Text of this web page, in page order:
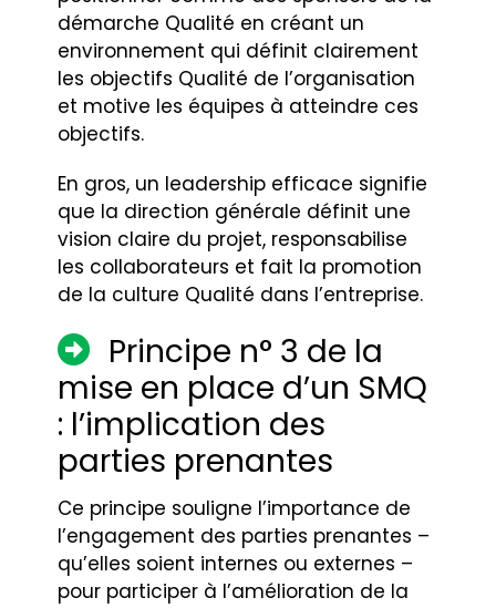
démarche Qualité en créant un
environnement qui définit clairement
les objectifs Qualité de l’organisation
et motive les équipes à atteindre ces
objectifs.
En gros, un leadership efficace signifie
que la direction générale définit une
vision claire du projet, responsabilise
les collaborateurs et fait la promotion
de la culture Qualité dans l’entreprise.
Principe n° 3 de la
mise en place d’un SMQ
: l’implication des
parties prenantes
Ce principe souligne l’importance de
l’engagement des parties prenantes –
qu’elles soient internes ou externes –
pour participer à l’amélioration de la